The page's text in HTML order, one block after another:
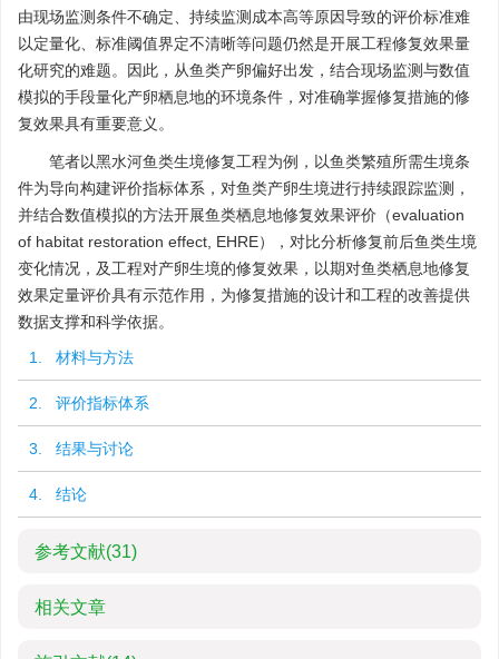
由现场监测条件不确定、持续监测成本高等原因导致的评价标准难
以定量化、标准阈值界定不清晰等问题仍然是开展工程修复效果量
化研究的难题。因此，从鱼类产卵偏好出发，结合现场监测与数值
模拟的手段量化产卵栖息地的环境条件，对准确掌握修复措施的修
复效果具有重要意义。
笔者以黑水河鱼类生境修复工程为例，以鱼类繁殖所需生境条
件为导向构建评价指标体系，对鱼类产卵生境进行持续跟踪监测，
并结合数值模拟的方法开展鱼类栖息地修复效果评价（evaluation
of habitat restoration effect, EHRE），对比分析修复前后鱼类生境
变化情况，及工程对产卵生境的修复效果，以期对鱼类栖息地修复
效果定量评价具有示范作用，为修复措施的设计和工程的改善提供
数据支撑和科学依据。
1. 材料与方法
2. 评价指标体系
3. 结果与讨论
4. 结论
参考文献(31)
相关文章